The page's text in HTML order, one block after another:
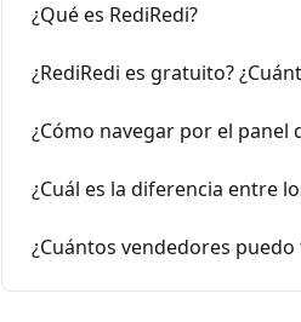
¿Qué es RediRedi?
¿RediRedi es gratuito?
¿Cómo navegar por el panel
¿Cuál es la diferencia entre
¿Cuántos vendedores